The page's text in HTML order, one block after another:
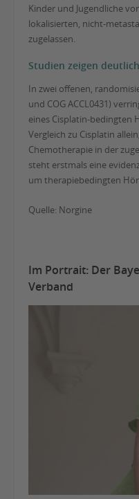
Kinder und Jugendliche
lokalisierten, nicht-
zugelassen.
Studien zeigen
In zwei offenen,
und COG ACCL0431)
eines Cisplatin-bedingten
Vergleich zu Cisplatin
Chemotherapie in der
steht erstmals eine
um therapiebedingten
Quelle: Norgine
Im Portrait: Der
Verband